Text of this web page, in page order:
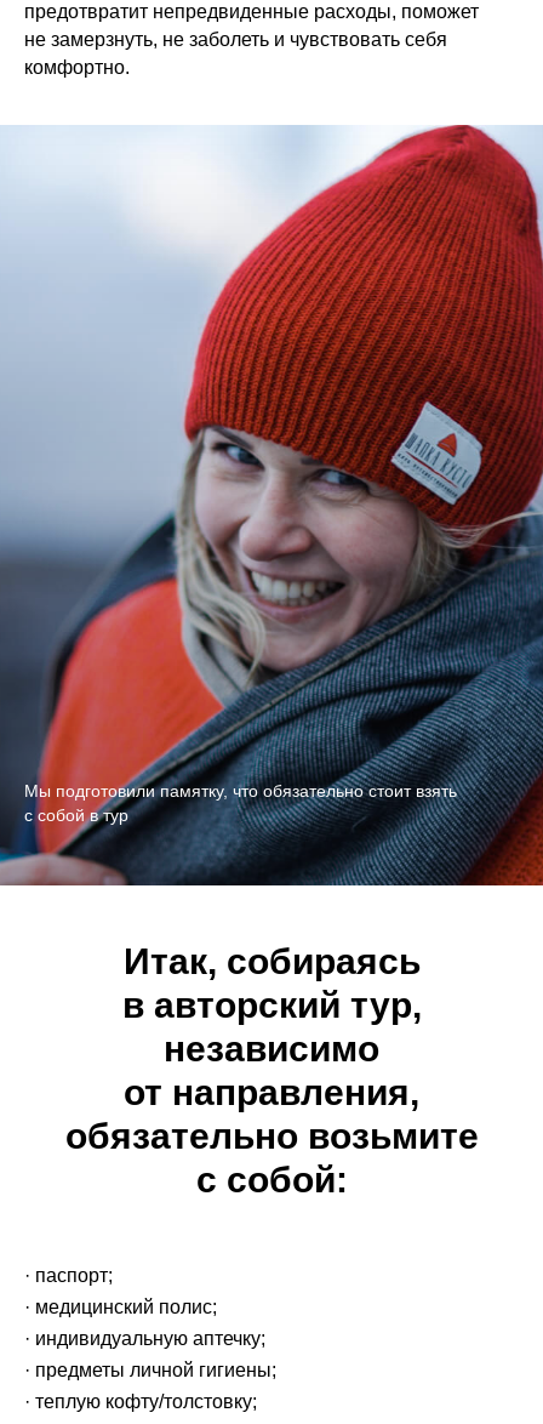
предотвратит непредвиденные расходы, поможет
не замерзнуть, не заболеть и чувствовать себя
комфортно.
Мы подготовили памятку, что обязательно стоит взять
с собой в тур
Итак, собираясь
в авторский тур,
независимо
от направления,
обязательно возьмите
с собой:
· паспорт;
· медицинский полис;
· индивидуальную аптечку;
· предметы личной гигиены;
· теплую кофту/толстовку;